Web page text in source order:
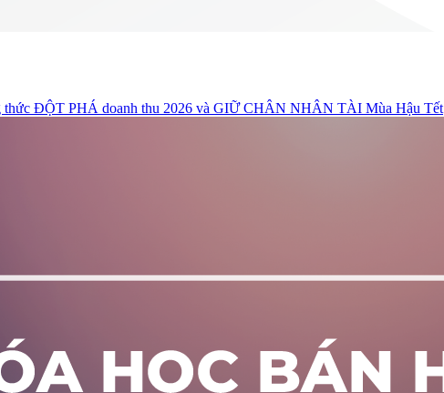
ĐỘT PHÁ doanh thu 2026 và GIỮ CHÂN NHÂN TÀI Mùa Hậu Tết